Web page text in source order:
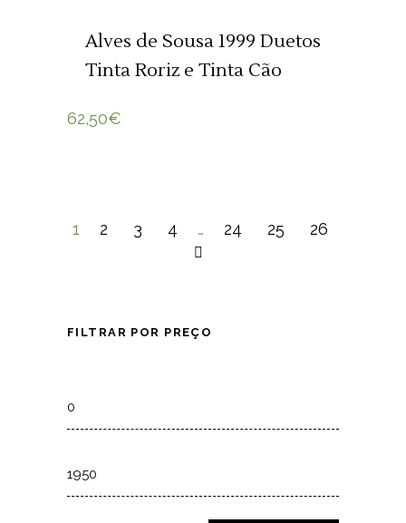
Alves de Sousa 1999 Duetos
Tinta Roriz e Tinta Cão
62,50€
1 2 3 4 … 24 25 26
FILTRAR POR PREÇO